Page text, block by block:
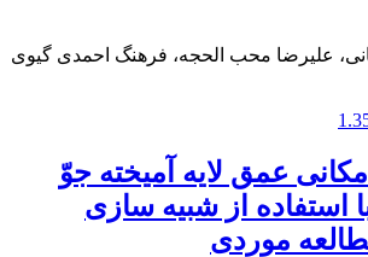
علیرضا محب الحجه، فرهنگ احمدی گیوی
عمق لایه آمیخته جوّ
استفاده از شبیه سازی
موردی